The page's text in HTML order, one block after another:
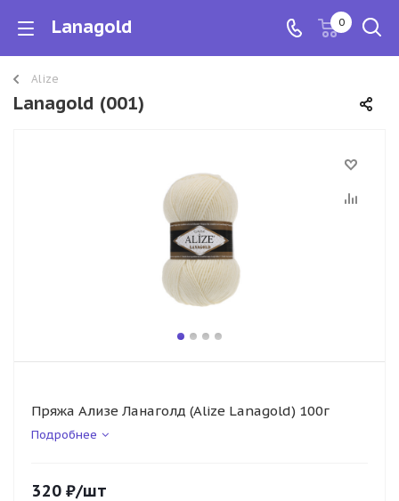
Lanagold 0
Alize
Lanagold (001)
Пряжа Ализе Ланаголд (Alize Lanagold) 100г
Подробнее
320 ₽/шт